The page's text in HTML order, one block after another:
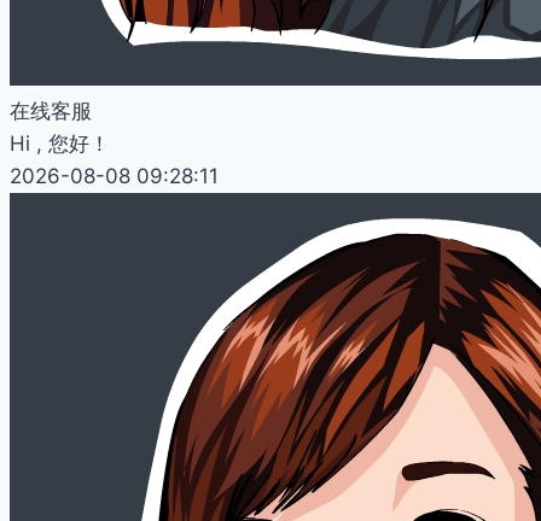
在线客服
Hi , 您好！
2026-08-08 09:28:11